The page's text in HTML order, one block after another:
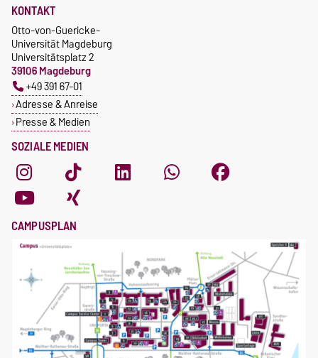
SOZIALE MEDIEN
KONTAKT
Otto-von-Guericke-
Universität Magdeburg
Universitätsplatz 2
39106 Magdeburg
+49 391 67-01
Adresse & Anreise
Presse & Medien
CAMPUSPLAN